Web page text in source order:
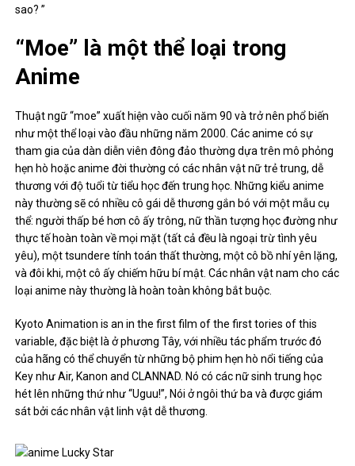
sao? ”
“Moe” là một thể loại trong
Anime
Thuật ngữ “moe” xuất hiện vào cuối năm 90 và trở nên phổ biến
như một thể loại vào đầu những năm 2000. Các anime có sự
tham gia của dàn diễn viên đông đảo thường dựa trên mô phỏng
hẹn hò hoặc anime đời thường có các nhân vật nữ trẻ trung, dễ
thương với độ tuổi từ tiểu học đến trung học. Những kiểu anime
này thường sẽ có nhiều cô gái dễ thương gắn bó với một mẫu cụ
thể: người thấp bé hơn cô ấy trông, nữ thần tượng học đường như
thực tế hoàn toàn về mọi mặt (tất cả đều là ngoại trừ tình yêu
yêu), một tsundere tính toán thất thường, một cô bồ nhí yên lặng,
và đôi khi, một cô ấy chiếm hữu bí mật. Các nhân vật nam cho các
loại anime này thường là hoàn toàn không bắt buộc.
Kyoto Animation is an in the first film of the first tories of this
variable, đặc biệt là ở phương Tây, với nhiều tác phẩm trước đó
của hãng có thể chuyển từ những bộ phim hẹn hò nổi tiếng của
Key như Air, Kanon and CLANNAD. Nó có các nữ sinh trung học
hét lên những thứ như “Uguu!”, Nói ở ngôi thứ ba và được giám
sát bởi các nhân vật linh vật dễ thương.